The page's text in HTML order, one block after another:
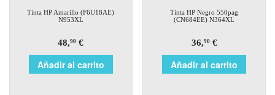
Tinta HP Amarillo (F6U18AE)
N953XL
48,90 €
Añadir al carrito
Tinta HP Negro 550pag
(CN684EE) N364XL
36,90€
Añadir al carrito